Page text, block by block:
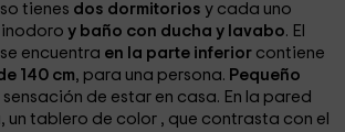
tienes dos dormitoriosy cada uno
inodoroy baño con ducha y lavabo. El
encuentra en la parte inferior contiene
140 cm, para una persona. Pequeño
de estar en casa. En la pared
un tablero de color , que contrasta con el